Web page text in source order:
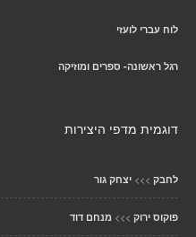
לוח עברי לועזי
רגל ראשונה- ספרים ומוזיקה
דוגמית מדפי היצירות
לחבק >>> יצחק גור
פוקוס ירוק >>> מנחם דוד